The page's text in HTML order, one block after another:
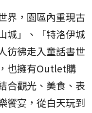
界，園區內重現古
城」、「特洛伊城
彷彿走入童話書世
也擁有Outlet購
合觀光、美食、表
饗宴，從白天玩到